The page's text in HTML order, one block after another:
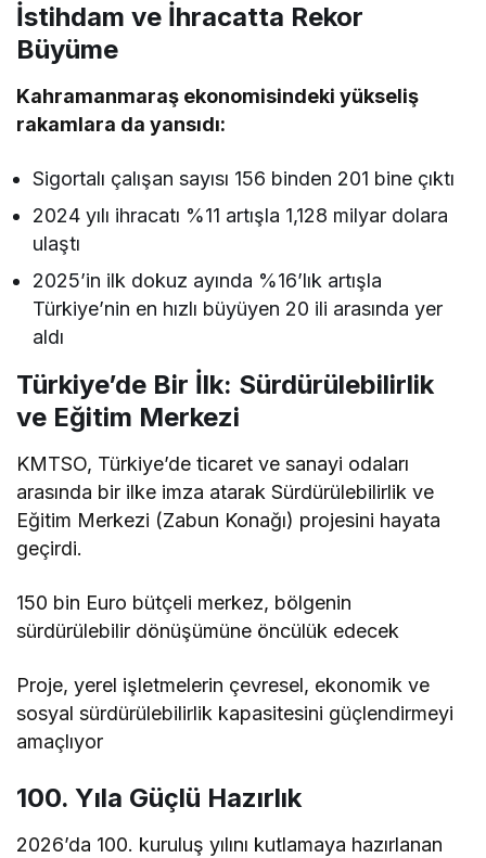
İstihdam ve İhracatta Rekor
Büyüme
Kahramanmaraş ekonomisindeki yükseliş
rakamlara da yansıdı:
Sigortalı çalışan sayısı 156 binden 201 bine çıktı
2024 yılı ihracatı %11 artışla 1,128 milyar dolara
ulaştı
2025’in ilk dokuz ayında %16’lık artışla
Türkiye’nin en hızlı büyüyen 20 ili arasında yer
aldı
Türkiye’de Bir İlk: Sürdürülebilirlik
ve Eğitim Merkezi
KMTSO, Türkiye’de ticaret ve sanayi odaları
arasında bir ilke imza atarak Sürdürülebilirlik ve
Eğitim Merkezi (Zabun Konağı) projesini hayata
geçirdi.
150 bin Euro bütçeli merkez, bölgenin
sürdürülebilir dönüşümüne öncülük edecek
Proje, yerel işletmelerin çevresel, ekonomik ve
sosyal sürdürülebilirlik kapasitesini güçlendirmeyi
amaçlıyor
100. Yıla Güçlü Hazırlık
2026’da 100. kuruluş yılını kutlamaya hazırlanan